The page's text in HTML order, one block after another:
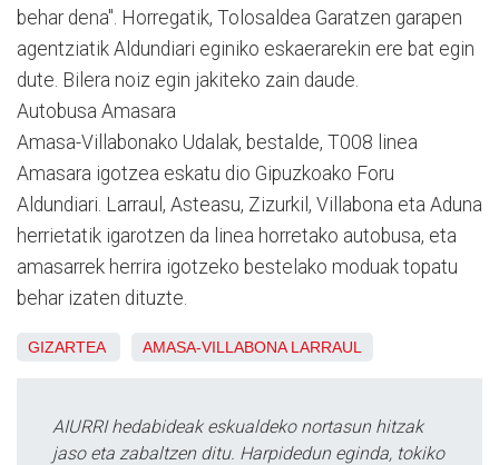
behar dena". Horregatik, Tolosaldea Garatzen garapen
agentziatik Aldundiari eginiko eskaerarekin ere bat egin
dute. Bilera noiz egin jakiteko zain daude.
Autobusa Amasara
Amasa-Villabonako Udalak, bestalde, T008 linea
Amasara igotzea eskatu dio Gipuzkoako Foru
Aldundiari. Larraul, Asteasu, Zizurkil, Villabona eta Aduna
herrietatik igarotzen da linea horretako autobusa, eta
amasarrek herrira igotzeko bestelako moduak topatu
behar izaten dituzte.
GIZARTEA AMASA-VILLABONA LARRAUL
AIURRI hedabideak eskualdeko nortasun hitzak
jaso eta zabaltzen ditu. Harpidedun eginda, tokiko